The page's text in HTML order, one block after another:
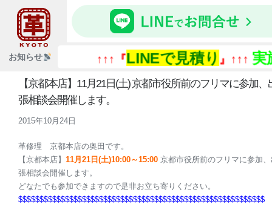
お知らせ ↑↑↑『LINEで見積り』↑↑↑ 実
【京都本店】11月21日(土) 京都市役所前のフリマに参加、
張相談会開催します。
2015年10月24日
革修理 京都本店の奥田です。
【京都本店】 11月21日(土)10:00～15:00 京都市役所前のフリマに参加
張相談会開催します。
どなたでも参加できますので是非お立ち寄りください。
$$$$$$$$$$$$$$$$$$$$$$$$$$$$$$$$$$$$$$$$$$$$$$$$$$$$$$$$$$